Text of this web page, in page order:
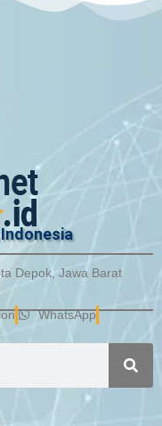
Depok, Jawa Barat
WhatsApp